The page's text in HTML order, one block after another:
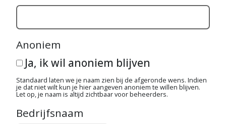
Anoniem
Ja, ik wil anoniem blijven
Standaard laten we je naam zien bij de afgeronde wens. Indien
je dat niet wilt kun je hier aangeven anoniem te willen blijven.
Let op, je naam is altijd zichtbaar voor beheerders.
Bedrijfsnaam